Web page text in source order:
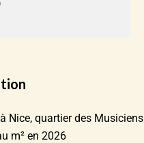
Nice, quartier des Musiciens
m² en 2026